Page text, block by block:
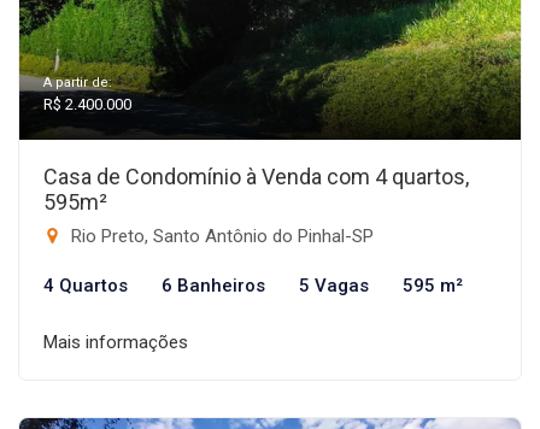
A partir de:
R$ 2.400.000
Casa de Condomínio à Venda com 4 quartos,
595m²
Rio Preto, Santo Antônio do Pinhal-SP
4 Quartos 6 Banheiros 5 Vagas 595 m²
Mais informações